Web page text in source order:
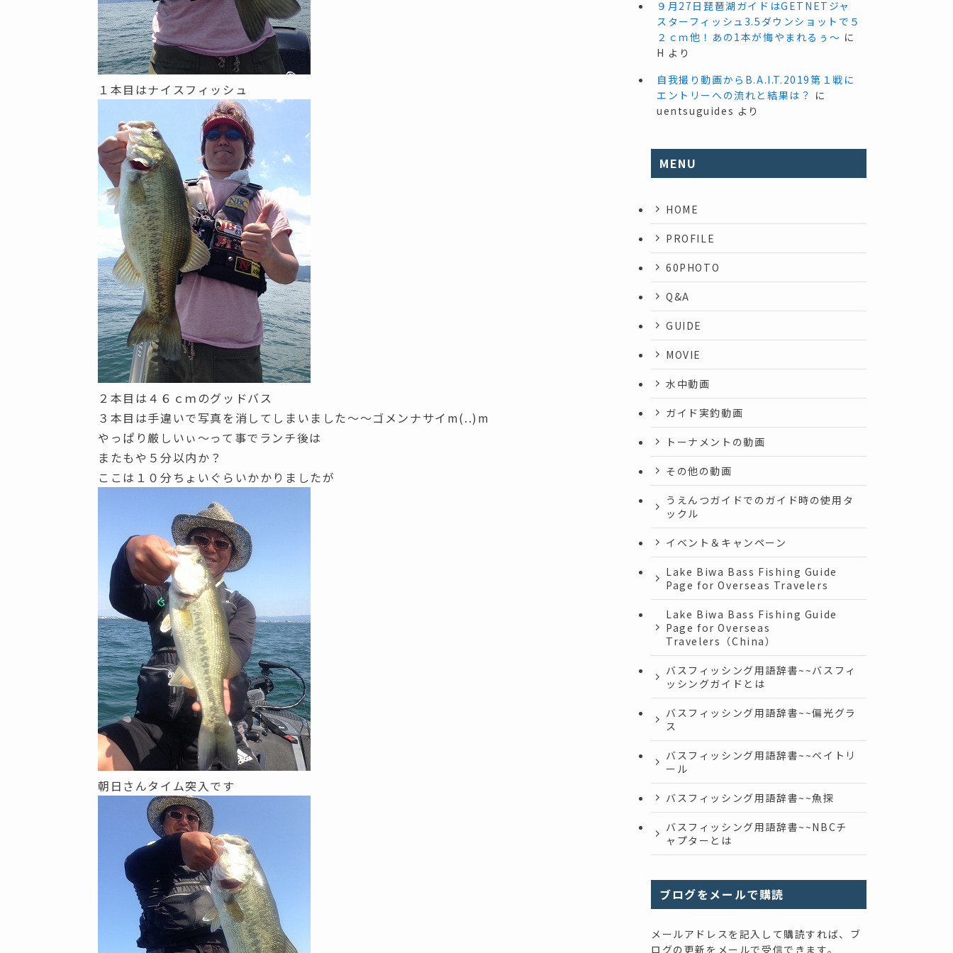
１本目はナイスフィッシュ
２本目は４６ｃｍのグッドバス
３本目は手違いで写真を消してしまいました～～ゴメンナサイm(..)m
やっぱり厳しいぃ～って事でランチ後は
またもや５分以内か？
ここは１０分ちょいぐらいかかりましたが
朝日さんタイム突入です
９月27日琵琶湖ガイドはGETNETジャ
スターフィッシュ3.5ダウンショットで５
２ｃｍ他！あの1本が悔やまれるぅ～ に
H より
自我撮り動画からB.A.I.T.2019第１戦に
エントリーへの流れと結果は？ に
uentsuguides より
MENU
HOME
PROFILE
60PHOTO
Q&A
GUIDE
MOVIE
水中動画
ガイド実釣動画
トーナメントの動画
その他の動画
うえんつガイドでのガイド時の使用タ
ックル
イベント＆キャンペーン
Lake Biwa Bass Fishing Guide
Page for Overseas Travelers
Lake Biwa Bass Fishing Guide
Page for Overseas
Travelers（China）
バスフィッシング用語辞書~~バスフィ
ッシングガイドとは
バスフィッシング用語辞書~~偏光グラ
ス
バスフィッシング用語辞書~~ベイトリ
ール
バスフィッシング用語辞書~~魚探
バスフィッシング用語辞書~~NBCチ
ャプターとは
ブログをメールで購読
メールアドレスを記入して購読すれば、ブ
ログの更新をメールで受信できます。